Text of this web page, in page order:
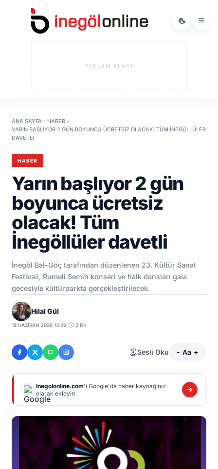
REKLAM ALANI
ANA SAYFA
HABER
YARIN BAŞLIYOR 2 GÜN BOYUNCA ÜCRETSIZ OLACAK! TÜM İNEGÖLLÜLER
DAVETLI
HABER
Yarın başlıyor 2 gün
boyunca ücretsiz
olacak! Tüm
İnegöllüler davetli
İnegöl Bal-Göç tarafından düzenlenen 23. Kültür Sanat
Festivali, Rumeli Semih konseri ve halk dansları gala
gecesiyle kültürparkta gerçekleştirilecek.
Hilal Gül
18 HAZIRAN 2026 13:39 2 DK
Sesli Oku - Aa +
Inegolonline.com'i Google'da haber kaynağınız
olarak ekleyin